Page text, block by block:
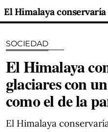
SOCIEDAD
El Himalaya
glaciares con
como el de la
El Himalaya